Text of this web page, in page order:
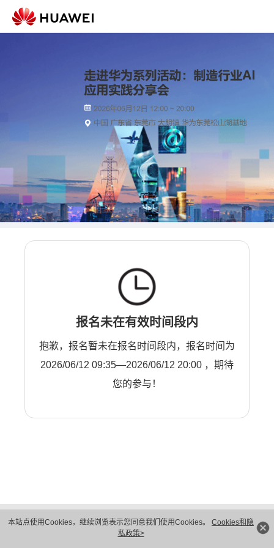
本站点使用Cookies，继续浏览表示您同意我们使用Cookies。 Cookies和隐
私政策>
报名未在有效时间段内
抱歉，报名暂未在报名时间段内，报名时间为
2026/06/12 09:35—2026/06/12 20:00 ，期待
您的参与！
隐私保护
法律声明